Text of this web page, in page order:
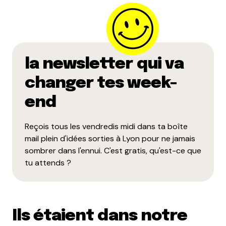
Haha ! Tu viens de citer mes 4 spots préférés
Répondre
Votre adresse e-mail ne sera pas publiée. Les
champs obligatoires sont indiqués avec
Name*
Prévenez-moi de tous les nouveaux commentaires
par e-mail.
la newsletter qui va
changer tes week-
end
Reçois tous les vendredis midi dans ta boîte
mail plein d'idées sorties à Lyon pour ne jamais
sombrer dans l'ennui. C'est gratis, qu'est-ce que
tu attends ?
Ils étaient dans notre